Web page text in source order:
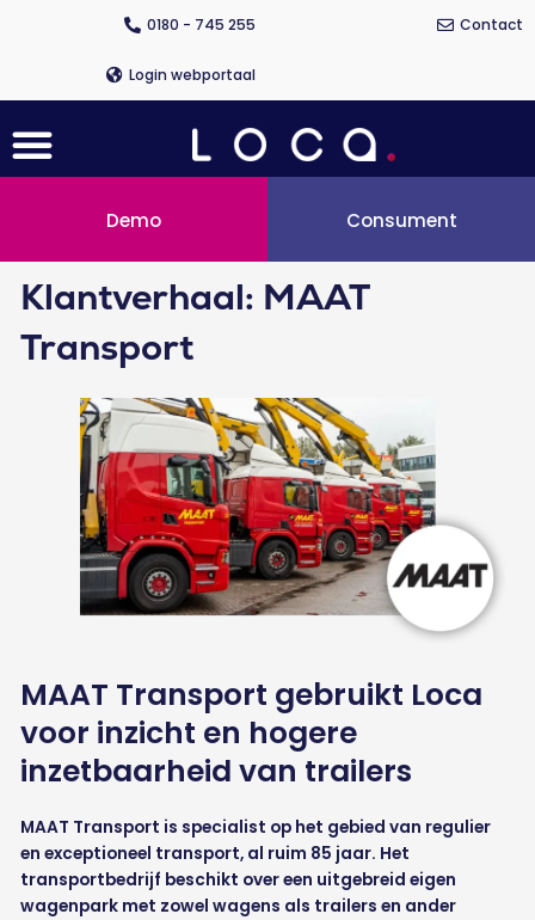
0180 - 745 255 Contact
Login webportaal
Menu
Demo Consument
Klantverhaal: MAAT
Transport
MAAT Transport gebruikt Loca
voor inzicht en hogere
inzetbaarheid van trailers
MAAT Transport is specialist op het gebied van regulier
en exceptioneel transport, al ruim 85 jaar. Het
transportbedrijf beschikt over een uitgebreid eigen
wagenpark met zowel wagens als trailers en ander